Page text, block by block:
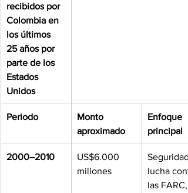
recibidos por
Colombia en
los últimos
25 años por
parte de los
Estados
Unidos
Periodo
Monto
aproximado
Enfoque
principal
2000–2010
US$6.000
millones
lucha
las FARC,